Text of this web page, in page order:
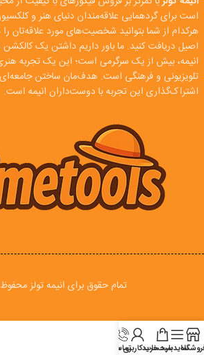
است برای گردهمایی علاقه‌مندان دنیای هنر و
هرکدام از شما بتوانید شخصیت‌های مورد علاقه‌تان
اصیل دریافت کنید. ما باور داریم داشتن یک
انیمه، بیش از یک سرگرمی است؛ این یک تجربه
تلویزیونی و فرهنگی است. هدف‌مان ساختن جامعه‌ای
اشتراک‌گذاری این تجربه با دوست‌داران انیمه است.
تمام حقوق برای انیمه تولز
سایدبارسبد خرید
حساب کاربری من
تماس